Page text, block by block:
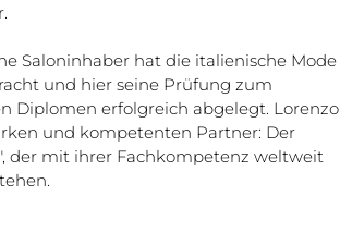
Saloninhaber hat die italienische Mode
und hier seine Prüfung zum
Diplomen erfolgreich abgelegt. Lorenzo
und kompetenten Partner: Der
der mit ihrer Fachkompetenz weltweit